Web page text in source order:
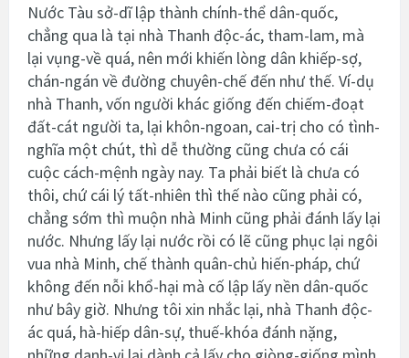
Nước Tàu sở-dĩ lập thành chính-thể dân-quốc,
chẳng qua là tại nhà Thanh độc-ác, tham-lam, mà
lại vụng-về quá, nên mới khiến lòng dân khiếp-sợ,
chán-ngán về đường chuyên-chế đến như thế. Ví-dụ
nhà Thanh, vốn người khác giống đến chiếm-đoạt
đất-cát người ta, lại khôn-ngoan, cai-trị cho có tình-
nghĩa một chút, thì dễ thường cũng chưa có cái
cuộc cách-mệnh ngày nay. Ta phải biết là chưa có
thôi, chứ cái lý tất-nhiên thì thế nào cũng phải có,
chẳng sớm thì muộn nhà Minh cũng phải đánh lấy lại
nước. Nhưng lấy lại nước rồi có lẽ cũng phục lại ngôi
vua nhà Minh, chế thành quân-chủ hiến-pháp, chứ
không đến nỗi khổ-hại mà cố lập lấy nền dân-quốc
như bây giờ. Nhưng tôi xin nhắc lại, nhà Thanh độc-
ác quá, hà-hiếp dân-sự, thuế-khóa đánh nặng,